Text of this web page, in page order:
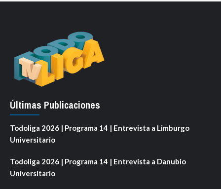
Últimas Publicaciones
Todoliga 2026 | Programa 14 | Entrevista a Limburgo
Universitario
Todoliga 2026 | Programa 14 | Entrevista a Danubio
Universitario